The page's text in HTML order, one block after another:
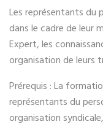
Les représentants du
dans le cadre de leur
Expert, les
organisation de leurs
Prérequis : La
représentants du
organisation